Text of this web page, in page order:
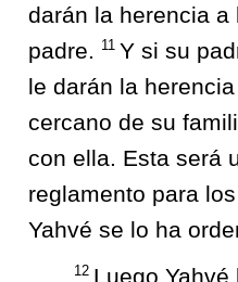
darán la herencia a
padre.
11 Y si su
le darán la
cercano de su
con ella. Esta será
reglamento para
Yahvé se lo ha
12 Luego